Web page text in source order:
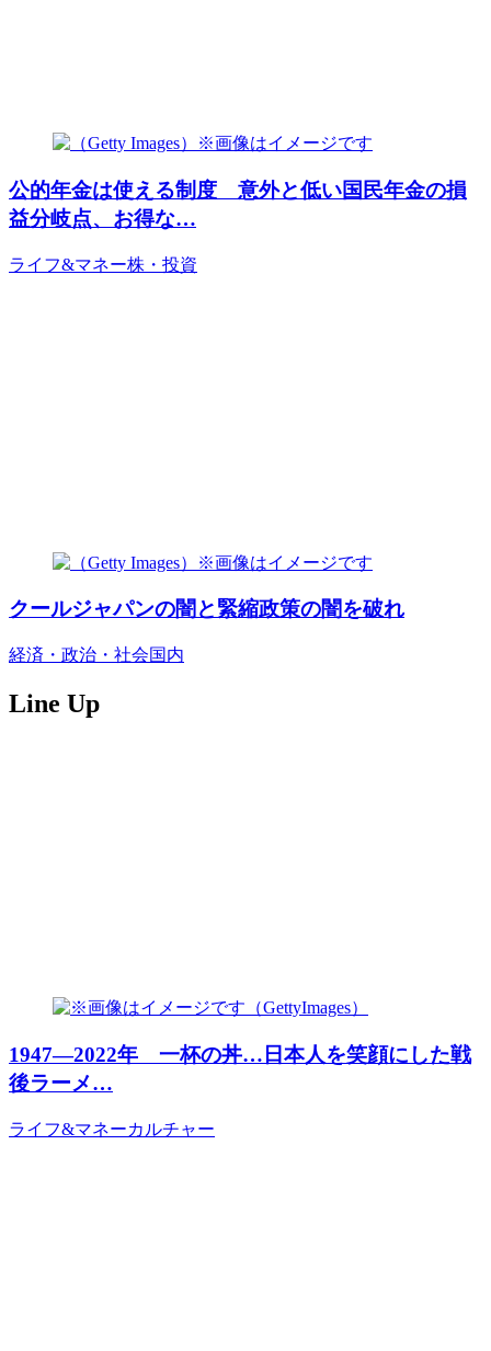
公的年金は使える制度 意外と低い国民年金の損
益分岐点、お得な…
ライフ&マネー株・投資
クールジャパンの闇と緊縮政策の闇を破れ
経済・政治・社会国内
Line Up
1947―2022年 一杯の丼…日本人を笑顔にした戦
後ラーメ…
ライフ&マネーカルチャー